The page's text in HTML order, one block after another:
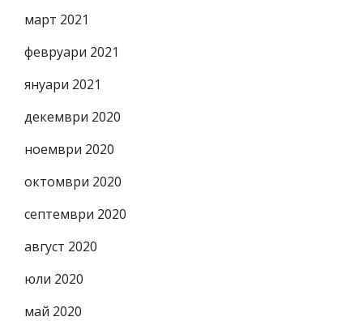
март 2021
февруари 2021
януари 2021
декември 2020
ноември 2020
октомври 2020
септември 2020
август 2020
юли 2020
май 2020